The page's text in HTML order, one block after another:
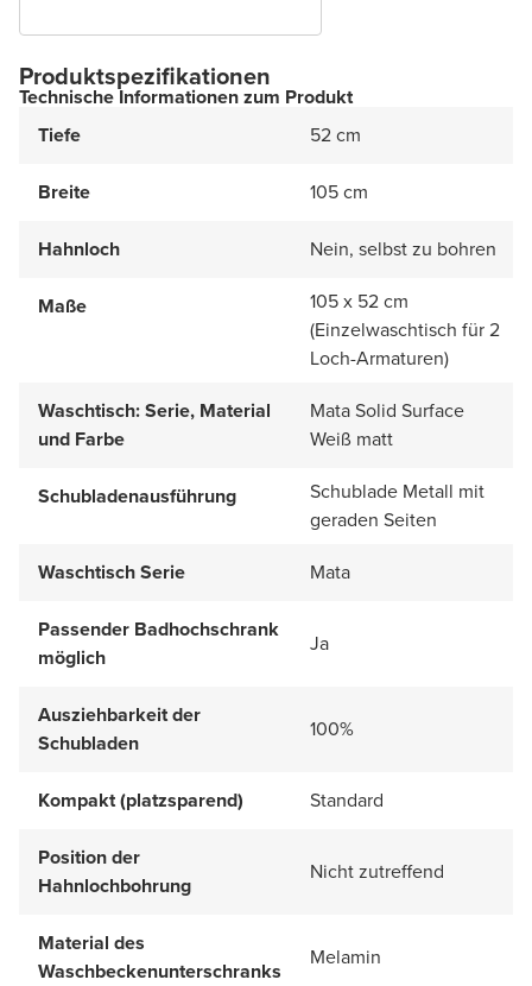
Produktspezifikationen
Technische Informationen zum Produkt
Tiefe
52 cm
Breite 105 cm
Hahnloch Nein, selbst zu bohren
Maße
105 x 52 cm
(Einzelwaschtisch für 2
Loch-Armaturen)
Waschtisch: Serie, Material
und Farbe
Mata Solid Surface
Weiß matt
Schubladenausführung
Schublade Metall mit
geraden Seiten
Waschtisch Serie
Mata
Passender Badhochschrank
möglich
Ja
Ausziehbarkeit der
Schubladen
100%
Kompakt (platzsparend) Standard
Position der
Hahnlochbohrung
Nicht zutreffend
Material des
Waschbeckenunterschranks
Melamin